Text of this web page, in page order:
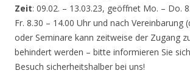
Zeit: 09.02. – 13.03.23, geöffnet Mo. – Do.
Fr. 8.30 – 14.00 Uhr und nach Vereinbarung
oder Seminare kann zeitweise der Zugang
behindert werden – bitte informieren Sie
Besuch sicherheitshalber bei uns!